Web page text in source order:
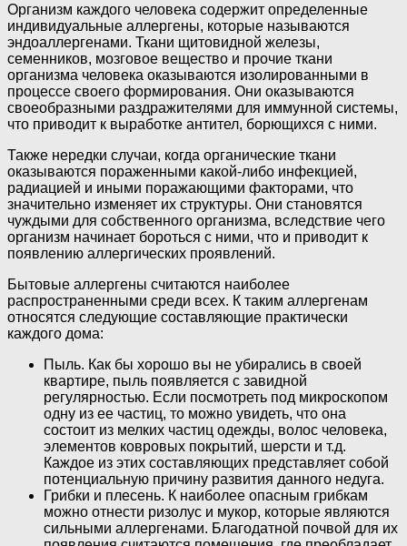
Организм каждого человека содержит определенные
индивидуальные аллергены, которые называются
эндоаллергенами. Ткани щитовидной железы,
семенников, мозговое вещество и прочие ткани
организма человека оказываются изолированными в
процессе своего формирования. Они оказываются
своеобразными раздражителями для иммунной системы,
что приводит к выработке антител, борющихся с ними.
Также нередки случаи, когда органические ткани
оказываются пораженными какой-либо инфекцией,
радиацией и иными поражающими факторами, что
значительно изменяет их структуры. Они становятся
чуждыми для собственного организма, вследствие чего
организм начинает бороться с ними, что и приводит к
появлению аллергических проявлений.
Бытовые аллергены считаются наиболее
распространенными среди всех. К таким аллергенам
относятся следующие составляющие практически
каждого дома:
Пыль. Как бы хорошо вы не убирались в своей
квартире, пыль появляется с завидной
регулярностью. Если посмотреть под микроскопом
одну из ее частиц, то можно увидеть, что она
состоит из мелких частиц одежды, волос человека,
элементов ковровых покрытий, шерсти и т.д.
Каждое из этих составляющих представляет собой
потенциальную причину развития данного недуга.
Грибки и плесень. К наиболее опасным грибкам
можно отнести ризолус и мукор, которые являются
сильными аллергенами. Благодатной почвой для их